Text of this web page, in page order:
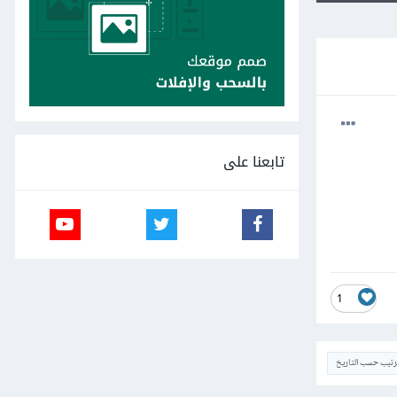
1
حسب التاريخ
تابعنا على